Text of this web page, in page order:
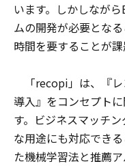
います。しかしなが
ムの開発が必要とな
時間を要することが課
「recopi」は、『レ
導入』をコンセプト
す。ビジネスマッチ
な用途にも対応でき
た機械学習法と推薦